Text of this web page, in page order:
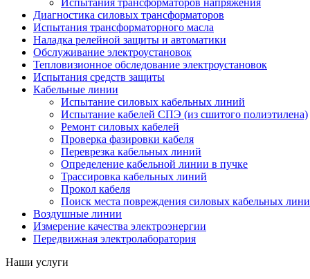
Испытания трансформаторов напряжения
Диагностика силовых трансформаторов
Испытания трансформаторного масла
Наладка релейной защиты и автоматики
Обслуживание электроустановок
Тепловизионное обследование электроустановок
Испытания средств защиты
Кабельные линии
Испытание силовых кабельных линий
Испытание кабелей СПЭ (из сшитого полиэтилена)
Ремонт силовых кабелей
Проверка фазировки кабеля
Переврезка кабельных линий
Определение кабельной линии в пучке
Трассировка кабельных линий
Прокол кабеля
Поиск места повреждения силовых кабельных
Воздушные линии
Измерение качества электроэнергии
Передвижная электролаборатория
Наши услуги